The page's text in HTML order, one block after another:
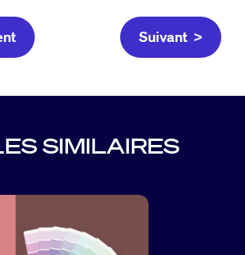
Suivant >
SIMILAIRES